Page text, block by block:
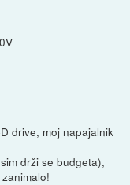
drive, moj napajalnik
drži se budgeta),